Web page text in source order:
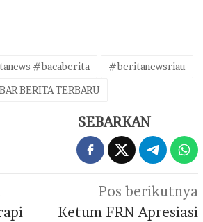
#bacaberita
#beritanewsriau
BERITA TERBARU
SEBARKAN
Pos berikutnya
Ketum FRN Apresiasi